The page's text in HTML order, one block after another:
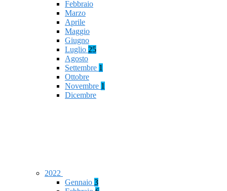
Febbraio
Marzo
Aprile
Maggio
Giugno
Luglio 25
Agosto
Settembre 1
Ottobre
Novembre 1
Dicembre
2022
Gennaio 3